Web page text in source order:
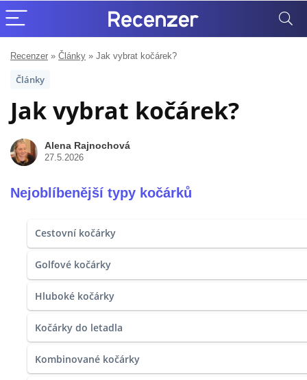
Recenzer » Články » Jak vybrat kočárek?
Články
Jak vybrat kočárek?
Alena Rajnochová
27.5.2026
Nejoblíbenější typy kočárků
Cestovní kočárky
Golfové kočárky
Hluboké kočárky
Kočárky do letadla
Kombinované kočárky